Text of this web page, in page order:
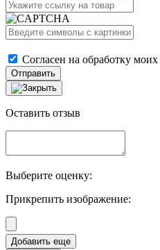
Согласен на обработку моих
Отправить
Оставить отзыв
Выберите оценку:
Прикрепить изображение: